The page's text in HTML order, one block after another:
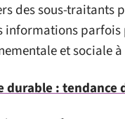
des sous-traitants
informations
et sociale
durable : tendance